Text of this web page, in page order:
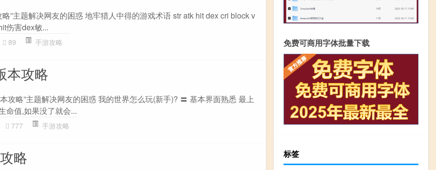
”主题解决网友的困惑 地牢猎人中得的游戏术语 str atk hit dex cri block v
伤害dex敏...
89 手游攻略
本攻略
攻略”主题解决网友的困惑 我的世界怎么玩(新手)? 〓 基本界面熟悉 最上
命值,如果没了就会...
777 手游攻略
略
免费可商用字体批量下载
标签